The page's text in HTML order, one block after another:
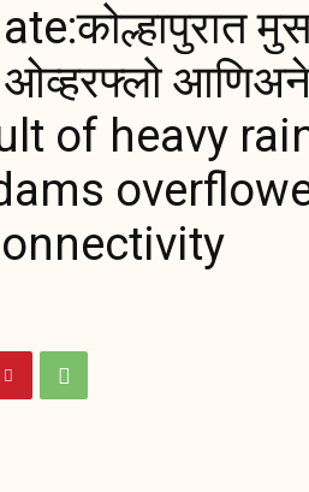
ओव्हरफ्लो
of heavy